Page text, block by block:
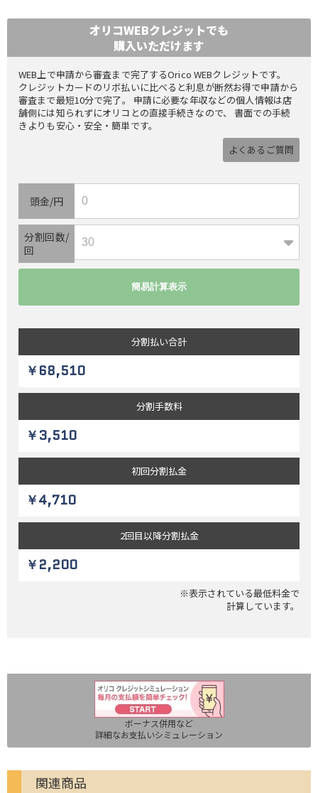
オリコWEBクレジットでも
購入いただけます
WEB上で申請から審査まで完了するOrico WEBクレジットです。
クレジットカードのリボ払いに比べると利息が断然お得で申請から
審査まで最短10分で完了。 申請に必要な年収などの個人情報は店
舗側には知られずにオリコとの直接手続きなので、 書面での手続
きよりも安心・安全・簡単です。
よくあるご質問
頭金/円
分割回数/
回
分割払い合計
￥68,510
分割手数料
￥3,510
初回分割払金
￥4,710
2回目以降分割払金
￥2,200
※表示されている最低料金で
計算しています。
ボーナス併用など
詳細なお支払いシミュレーション
関連商品